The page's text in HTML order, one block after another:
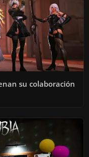
su colaboración